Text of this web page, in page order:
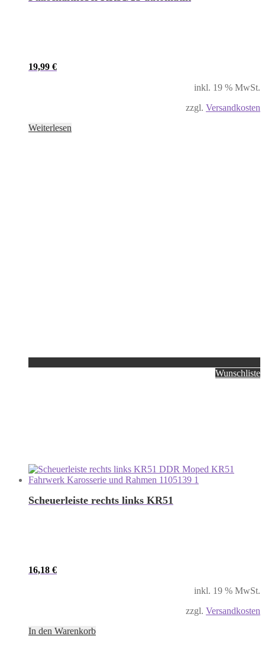
19,99 €
inkl. 19 % MwSt.
zzgl. Versandkosten
Weiterlesen
Wunschliste
Scheuerleiste rechts links KR51
16,18 €
inkl. 19 % MwSt.
zzgl. Versandkosten
In den Warenkorb